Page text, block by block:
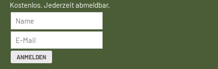
Kostenlos. Jederzeit abmeldbar.
ANMELDEN